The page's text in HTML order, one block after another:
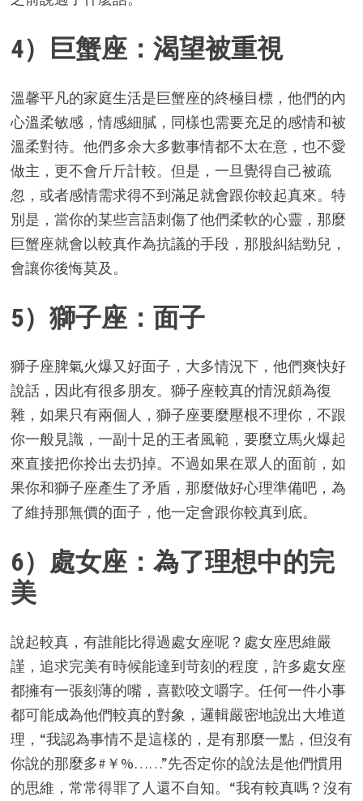
4）巨蟹座：渴望被重視
溫馨平凡的家庭生活是巨蟹座的終極目標，他們的內
心溫柔敏感，情感細膩，同樣也需要充足的感情和被
溫柔對待。他們多余大多數事情都不太在意，也不愛
做主，更不會斤斤計較。但是，一旦覺得自己被疏
忽，或者感情需求得不到滿足就會跟你較起真來。特
別是，當你的某些言語刺傷了他們柔軟的心靈，那麼
巨蟹座就會以較真作為抗議的手段，那股糾結勁兒，
會讓你後悔莫及。
5）獅子座：面子
獅子座脾氣火爆又好面子，大多情況下，他們爽快好
說話，因此有很多朋友。獅子座較真的情況頗為復
雜，如果只有兩個人，獅子座要麼壓根不理你，不跟
你一般見識，一副十足的王者風範，要麼立馬火爆起
來直接把你拎出去扔掉。不過如果在眾人的面前，如
果你和獅子座產生了矛盾，那麼做好心理準備吧，為
了維持那無價的面子，他一定會跟你較真到底。
6）處女座：為了理想中的完
美
說起較真，有誰能比得過處女座呢？處女座思維嚴
謹，追求完美有時候能達到苛刻的程度，許多處女座
都擁有一張刻薄的嘴，喜歡咬文嚼字。任何一件小事
都可能成為他們較真的對象，邏輯嚴密地說出大堆道
理，“我認為事情不是這樣的，是有那麼一點，但沒有
你說的那麼多#￥%……”先否定你的說法是他們慣用
的思維，常常得罪了人還不自知。“我有較真嗎？沒有